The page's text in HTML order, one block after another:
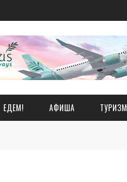
ЕДЕМ! АФИША ТУРИЗМ